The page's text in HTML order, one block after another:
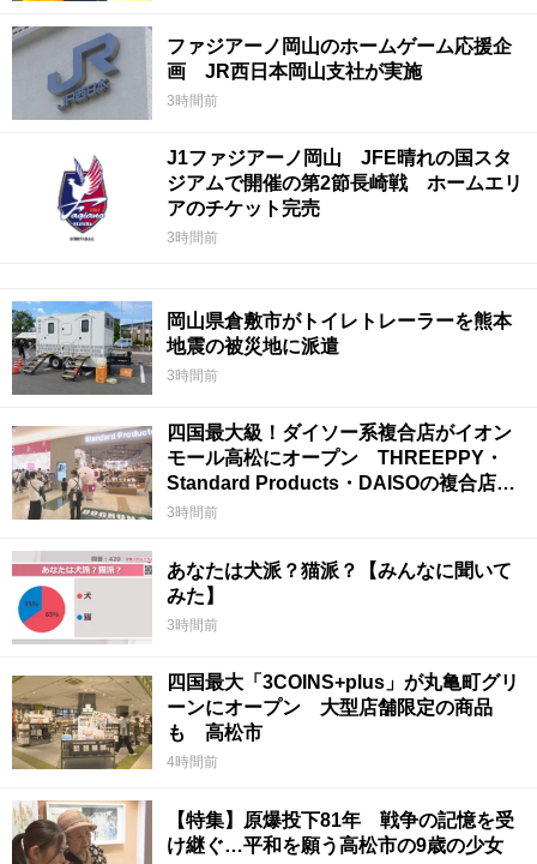
ファジアーノ岡山のホームゲーム応援企
画 JR西日本岡山支社が実施
3時間前
J1ファジアーノ岡山 JFE晴れの国スタ
ジアムで開催の第2節長崎戦 ホームエリ
アのチケット完売
3時間前
岡山県倉敷市がトイレトレーラーを熊本
地震の被災地に派遣
3時間前
四国最大級！ダイソー系複合店がイオン
モール高松にオープン THREEPPY・
Standard Products・DAISOの複合店は
香川県初
3時間前
あなたは犬派？猫派？【みんなに聞いて
みた】
3時間前
四国最大「3COINS+plus」が丸亀町グリ
ーンにオープン 大型店舗限定の商品
も 高松市
4時間前
【特集】原爆投下81年 戦争の記憶を受
け継ぐ…平和を願う高松市の9歳の少女